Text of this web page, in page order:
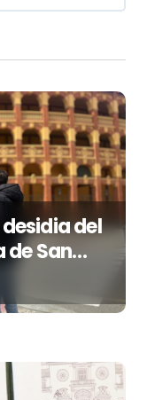
desidia del
de San
en riesgo